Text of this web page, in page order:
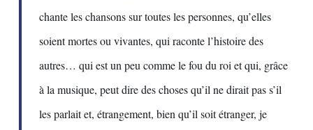
chante les chansons sur toutes les personnes, qu’elles
soient mortes ou vivantes, qui raconte l’histoire des
autres… qui est un peu comme le fou du roi et qui, grâce
à la musique, peut dire des choses qu’il ne dirait pas s’il
les parlait et, étrangement, bien qu’il soit étranger, je